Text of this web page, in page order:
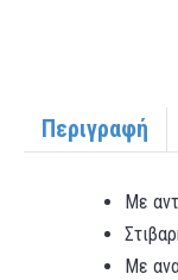
Περιγραφή
Με
Με